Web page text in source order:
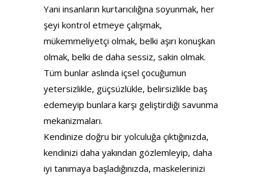
Yani insanların kurtarıcılığına soyunmak, her
şeyi kontrol etmeye çalışmak,
mükemmeliyetçi olmak, belki aşırı konuşkan
olmak, belki de daha sessiz, sakin olmak.
Tüm bunlar aslında içsel çocuğumun
yetersizlikle, güçsüzlükle, belirsizlikle baş
edemeyip bunlara karşı geliştirdiği savunma
mekanizmaları.
Kendinize doğru bir yolculuğa çıktığınızda,
kendinizi daha yakından gözlemleyip, daha
iyi tanımaya başladığınızda, maskelerinizi